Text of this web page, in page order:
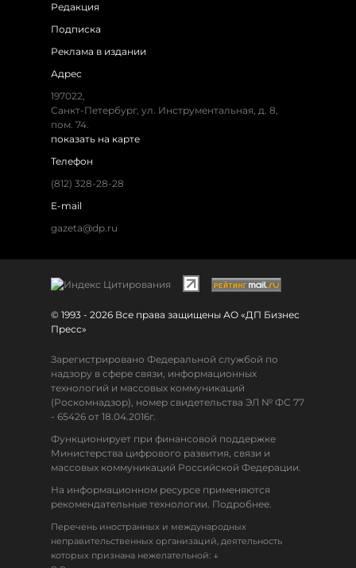
Редакция
Подписка
Реклама в издании
Адрес
197022,
Санкт-Петербург, ул. Инструментальная, д. 8,
пом. 74.
показать на карте
Телефон
(812) 328-28-28
E-mail
gazeta@dp.ru
© 1993 - 2026 Все права защищены АО «ДП Бизнес
Пресс»
Зарегистрировано Федеральной службой по
надзору в сфере связи, информационных
технологий и массовых коммуникаций
(Роскомнадзор), номер свидетельства ЭЛ № ФС 77
- 65426 от 18.04.2016г.
Функционирует при финансовой поддержке
Министерства цифрового развития, связи и
массовых коммуникаций Российской Федерации.
На информационном ресурсе применяются
рекомендательные технологии. Подробнее.
Перечень иностранных и международных
неправительственных организаций, деятельность
которых признана нежелательной: ↓